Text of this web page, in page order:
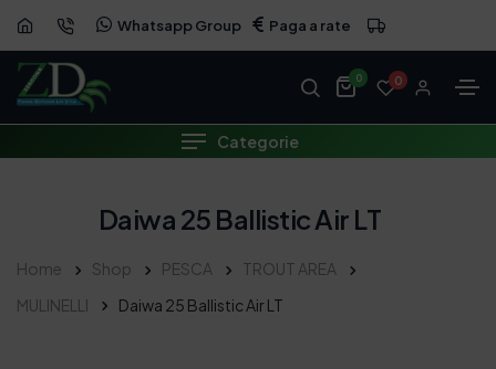
Whatsapp Group Paga a rate
0 0
Categorie
Daiwa 25 Ballistic Air LT
Home Shop PESCA
TROUT AREA
MULINELLI
Daiwa 25 Ballistic Air LT